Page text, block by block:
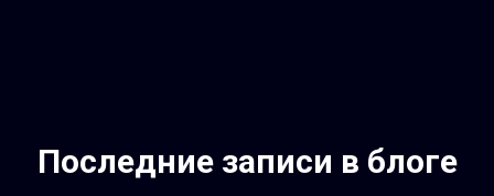
Последние записи в блоге